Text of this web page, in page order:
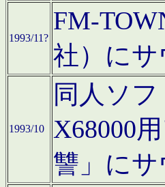
1993/11?
FM-
社）に
1993/10
同人ソ
X68000
讐」に